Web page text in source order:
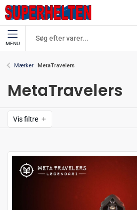
MENU
Mærker MetaTravelers
MetaTravelers
Vis filtre